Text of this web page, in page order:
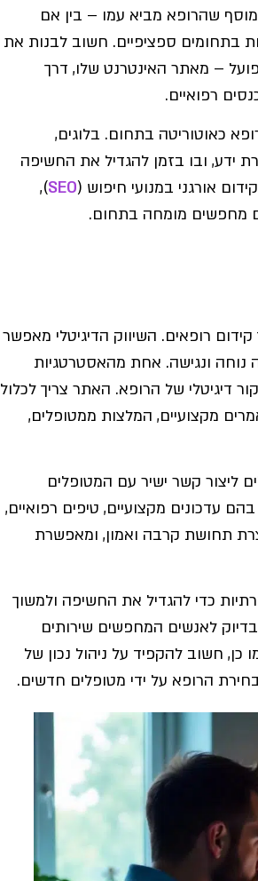
שהרופא מביא עמו – בין אם
בתחומים ספציפיים. חשוב לבנות את
– מאתר האינטרנט שלו, דרך
רפואיים.
כאוטוריטה בתחום. בלוגים,
ידע, ובו בזמן להגדיל את החשיפה
אורגני במנועי חיפוש (SEO
),
מחפשים מומחה בתחום.
רופאים. השיווק הדיגיטלי מאפשר
נוחה ונגישה. אחת מהאסטרטגיות
דיגיטלי של הרופא. האתר צריך לכלול
מקצועיים, המלצות ממטופלים,
ליצור קשר ישיר עם המטופלים
עדכונים מקצועיים, טיפים רפואיים,
תחושת קרבה ואמון, ומאפשרת
כדי להגדיל את החשיפה ולמשוך
בדיוק לאנשים המחפשים שירותים
כן, חשוב להקפיד על ניהול נכון של
הרופא על ידי מטופלים חדשים.